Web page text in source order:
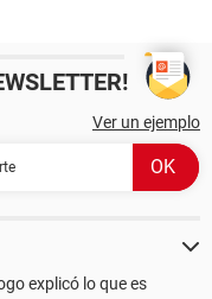
Ver un ejemplo
explicó lo que es